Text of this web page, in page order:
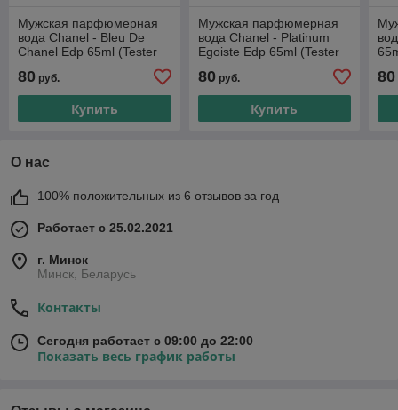
Мужская парфюмерная
вода Chanel - Bleu De
Chanel Edp 65ml (Tester
80 руб.
Купить
Мужская парфюмерная
вода Chanel - Platinum
Egoiste Edp 65ml (Tester
80руб.
Купить
80
О нас
100% положительных из 6 отзывов за год
Работает с 25.02.2021
г. Минск
Минск, Беларусь
Контакты
Сегодня работает с 09:00 до 22:00
Показать весь график работы